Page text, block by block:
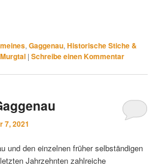
,Gaggenau,Historische Stiche &
|Schreibe einen Kommentar
7, 2021
und den einzelnen früher selbständigen
Jahrzehnten zahlreiche